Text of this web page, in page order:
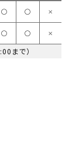
◯ ◯ ✕
◯ ◯ ✕
まで）